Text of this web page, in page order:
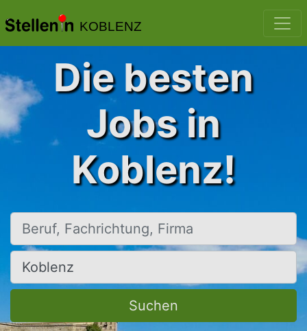
KOBLENZ
Die besten
Jobs in
Koblenz!
Beruf, Fachrichtung, Firma
Ort, Stadt
Suchen